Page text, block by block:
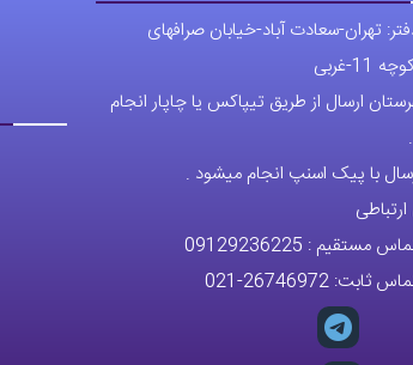
تهران-سعادت آباد-خیابان صرافهای
غربی
ارسال از طریق تیپاکس یا چاپار انجام
با پیک اسنپ انجام میشود .
مستقیم : 09129236225
ثابت: 26746972
-021